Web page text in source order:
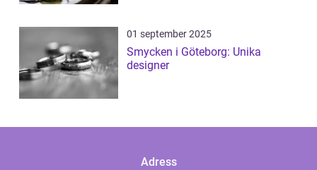
01 september 2025
Smycken i Göteborg: Unika
designer
Adress